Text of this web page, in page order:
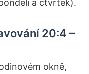
a čtvrtek).
20:4 –
okně,